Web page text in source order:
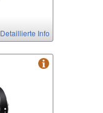
Detaillierte Info